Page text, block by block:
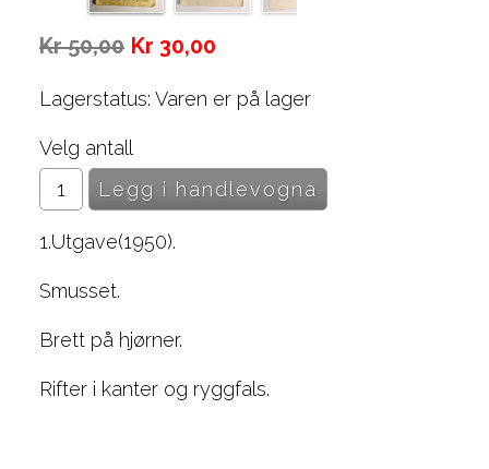
Kr 50,00 Kr 30,00
Lagerstatus: Varen er på lager
Velg antall
1.Utgave(1950).
Smusset.
Brett på hjørner.
Rifter i kanter og ryggfals.